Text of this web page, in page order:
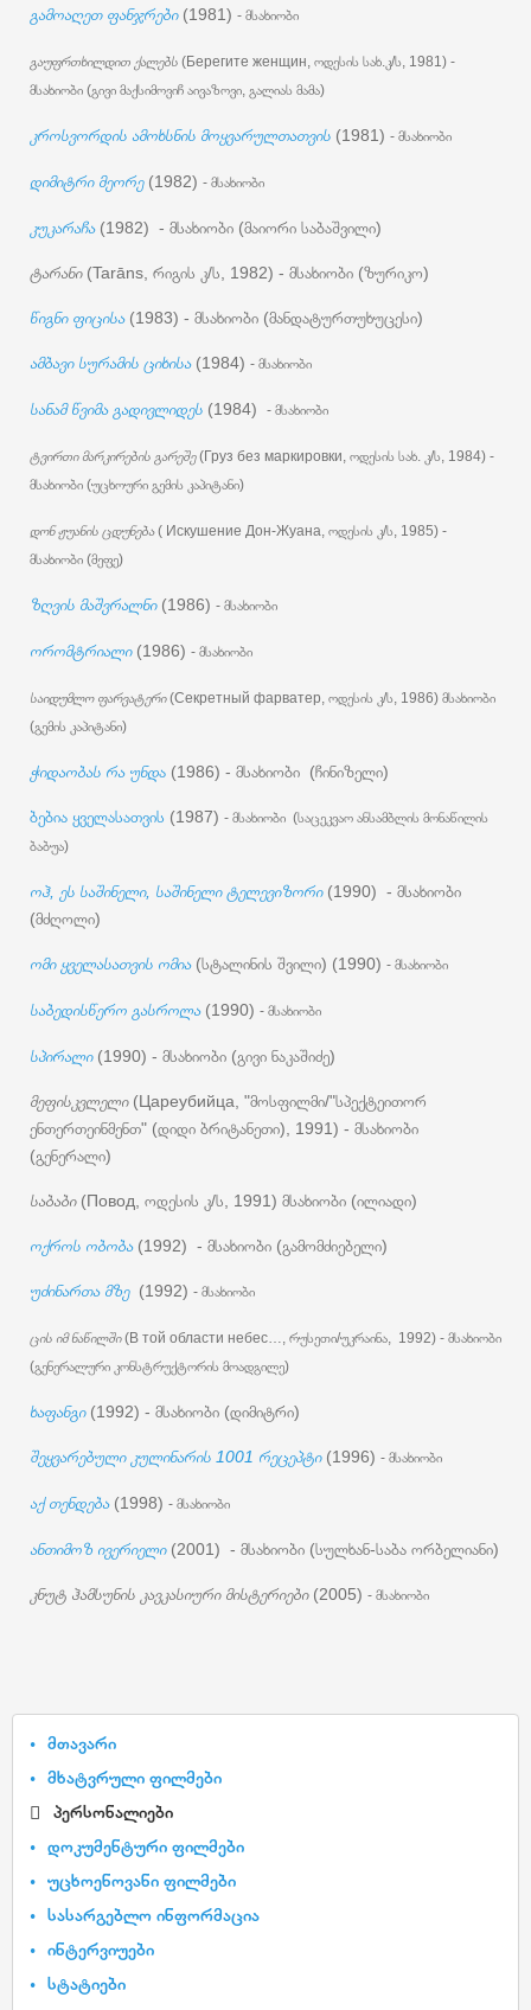
გამოაღეთ ფანჯრები(1981) - მსახიობი
გაუფრთხილდით ქალებს (Берегите женщин, ოდესის სახ.კ/ს, 1981) -
მსახიობი (გივი მაქსიმოვიჩ აივაზოვი, გალიას მამა)
კროსვორდის ამოხსნის მოყვარულთათვის (1981) - მსახიობი
დიმიტრი მეორე (1982) - მსახიობი
კუკარაჩა (1982) - მსახიობი (მაიორი საბაშვილი)
ტარანი(Tarāns, რიგის კ/ს, 1982) - მსახიობი (ზურიკო)
წიგნი ფიცისა (1983) - მსახიობი (მანდატურთუხუცესი)
ამბავი სურამის ციხისა (1984) - მსახიობი
სანამ წვიმა გადივლიდეს (1984) - მსახიობი
ტვირთი მარკირების გარეშე(Груз без маркировки, ოდესის სახ. კ/ს, 1984) -
მსახიობი (უცხოური გემის კაპიტანი)
დონ ჟუანის ცდუნება( Искушение Дон-Жуана, ოდესის კ/ს, 1985) -
მსახიობი (მეფე)
ზღვის მაშვრალნი (1986) - მსახიობი
ორომტრიალი (1986) - მსახიობი
საიდუმლო ფარვატერი(Секретный фарватер, ოდესის კ/ს, 1986) მსახიობი
(გემის კაპიტანი)
ჭიდაობას რა უნდა (1986) - მსახიობი (ჩინიზელი)
ბებია ყველასათვის (1987) - მსახიობი (საცეკვაო ანსამბლის მონაწილის
ბაბუა)
ოჰ, ეს საშინელი, საშინელი ტელევიზორი(1990) - მსახიობი
(მძღოლი)
ომი ყველასათვის ომია (სტალინის შვილი) (1990) - მსახიობი
საბედისწერო გასროლა(1990) - მსახიობი
სპირალი (1990) - მსახიობი (გივი ნაკაშიძე)
მეფისკვლელი(Цареубийца, "მოსფილმი/"სპექტეითორ
ენთერთეინმენთ" (დიდი ბრიტანეთი), 1991) - მსახიობი
(გენერალი)
საბაბი(Повод, ოდესის კ/ს, 1991) მსახიობი (ილიადი)
ოქროს ობობა(1992) - მსახიობი (გამომძიებელი)
უძინართა მზე (1992) - მსახიობი
ცის იმ ნაწილში(В той области небес…, რუსეთი/უკრაინა, 1992) - მსახიობი
(გენერალური კონსტრუქტორის მოადგილე)
ხაფანგი(1992) - მსახიობი (დიმიტრი)
შეყვარებული კულინარის 1001 რეცეპტი(1996) - მსახიობი
აქ თენდება(1998) - მსახიობი
ანთიმოზ ივერიელი(2001) - მსახიობი (სულხან-საბა ორბელიანი)
კნუტ ჰამსუნის კავკასიური მისტერიები(2005) - მსახიობი
მთავარი
მხატვრული ფილმები
პერსონალიები
დოკუმენტური ფილმები
უცხოენოვანი ფილმები
სასარგებლო ინფორმაცია
ინტერვიუები
სტატიები